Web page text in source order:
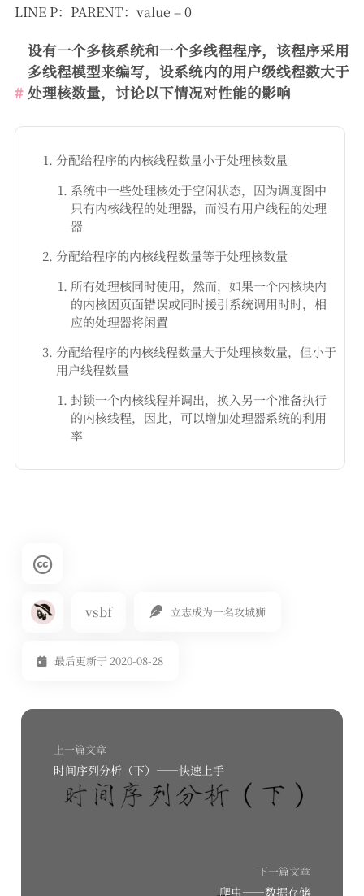
LINE P：PARENT：value = 0
设有一个多核系统和一个多线程程序，该程序采用
多线程模型来编写，设系统内的用户级线程数大于
处理核数量，讨论以下情况对性能的影响
分配给程序的内核线程数量小于处理核数量
系统中一些处理核处于空闲状态，因为调度图中
只有内核线程的处理器，而没有用户线程的处理
器
分配给程序的内核线程数量等于处理核数量
所有处理核同时使用，然而，如果一个内核块内
的内核因页面错误或同时援引系统调用时时，相
应的处理器将闲置
分配给程序的内核线程数量大于处理核数量，但小于
用户线程数量
封锁一个内核线程并调出，换入另一个准备执行
的内核线程，因此，可以增加处理器系统的利用
率
vsbf 立志成为一名攻城狮
最后更新于 2020-08-28
上一篇文章
时间序列分析（下）——快速上手
下一篇文章
爬虫——数据存储